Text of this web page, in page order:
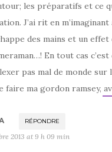
les préparatifs et ce
J’ai rit en
des mains et un
En tout cas
pas mal de monde
faire ma gordon ramsey,
RÉPONDRE
2013 at 9 h 09 min